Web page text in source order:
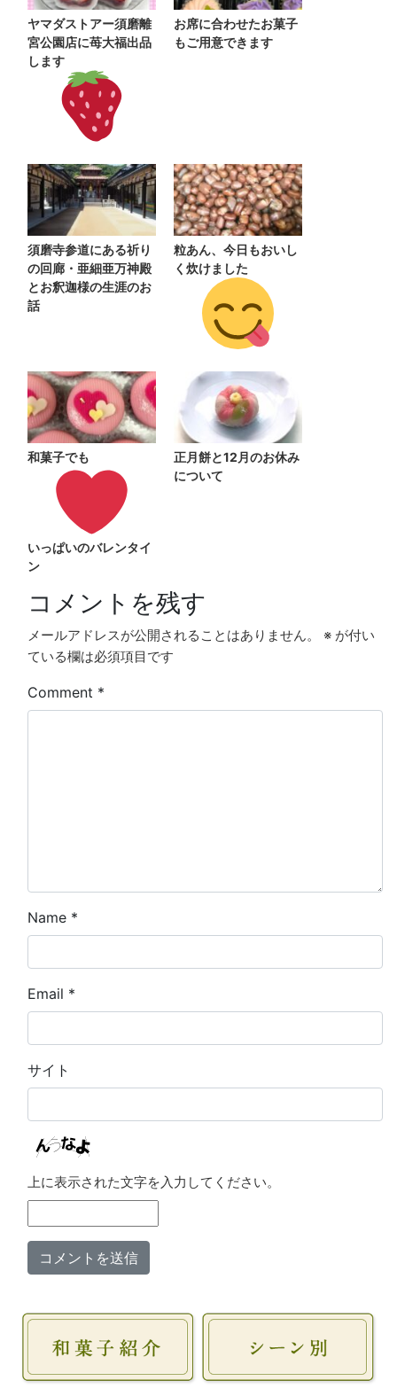
ヤマダストアー須磨離
宮公園店に苺大福出品
します
お席に合わせたお菓子
もご用意できます
須磨寺参道にある祈り
の回廊・亜細亜万神殿
とお釈迦様の生涯のお
話
粒あん、今日もおいし
く炊けました
和菓子でも
いっぱいのバレンタイ
ン
正月餅と12月のお休み
について
コメントを残す
メールアドレスが公開されることはありません。 ※ が付い
ている欄は必須項目です
Comment *
Name *
Email *
サイト
上に表示された文字を入力してください。